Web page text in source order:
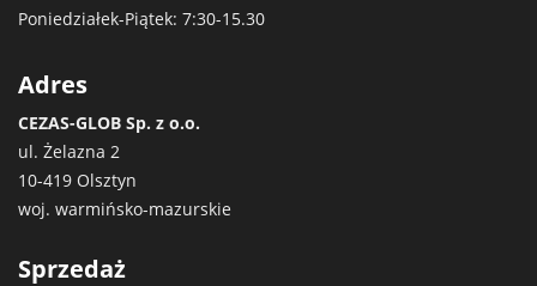
Poniedziałek-Piątek: 7:30-15.30
Adres
CEZAS-GLOB Sp. z o.o.
ul. Żelazna 2
10-419 Olsztyn
woj. warmińsko-mazurskie
Sprzedaż